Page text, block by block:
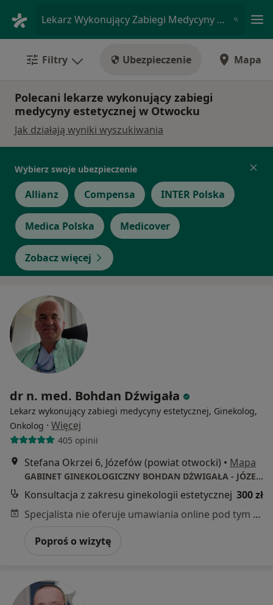
Lekarz Wykonujący Zabiegi Medycyny Estetycznej • Otwock, mazowieckie
Filtry Ubezpieczenie Mapa
Polecani lekarze wykonujący zabiegi
medycyny estetycznej w Otwocku
Jak działają wyniki wyszukiwania
Wybierz swoje ubezpieczenie
Allianz Compensa INTER Polska
Medica Polska Medicover
Zobacz więcej
dr n. med. Bohdan Dźwigała
Lekarz wykonujący zabiegi medycyny estetycznej, Ginekolog,
Onkolog · Więcej
405 opinii
Stefana Okrzei 6, Józefów (powiat otwocki) • Mapa
GABINET GINEKOLOGICZNY BOHDAN DŻWIGAŁA - JÓZEFÓW -POŁOŻNICTWO-GINEKOLOGIA-ONKOLOGIA-ULTRASONOGRAFIA-LASEROTERAPIA-
Konsultacja z zakresu ginekologii estetycznej 300 zł
Specjalista nie oferuje umawiania online pod tym adresem.
Poproś o wizytę